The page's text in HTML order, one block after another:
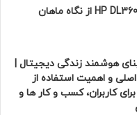
بررسی سرور HP DL360 G10 از نگاه ماهان
هوشمند زندگی دیجیتال |
و اهمیت استفاده از
کاربران، کسب و کار ها و